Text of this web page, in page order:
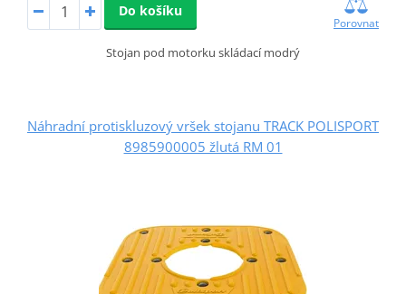
Do košíku
Porovnat
Stojan pod motorku skládací modrý
Náhradní protiskluzový vršek stojanu TRACK POLISPORT
8985900005 žlutá RM 01